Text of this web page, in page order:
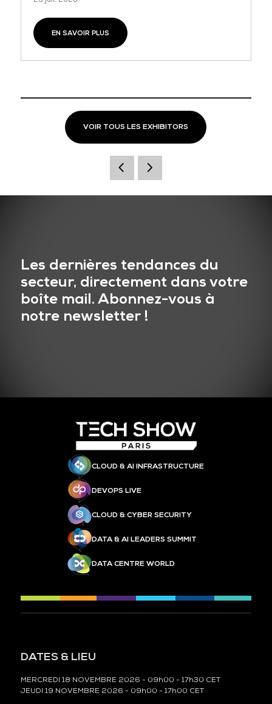
EN SAVOIR PLUS
VOIR TOUS LES EXHIBITORS
Les dernières tendances du
secteur, directement dans votre
boîte mail. Abonnez-vous à
notre newsletter !
CLOUD & AI INFRASTRUCTURE
DEVOPS LIVE
CLOUD & CYBER SECURITY
DATA & AI LEADERS SUMMIT
DATA CENTRE WORLD
DATES & LIEU
MERCREDI 18 NOVEMBRE 2026 - 09h00 - 17h30 CET
JEUDI 19 NOVEMBRE 2026 - 09h00 - 17h00 CET